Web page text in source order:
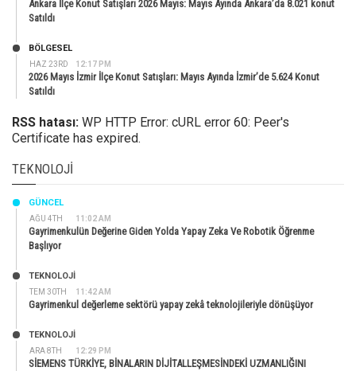
Ankara İlçe Konut Satışları 2026 Mayıs: Mayıs Ayında Ankara’da 8.021 konut
Satıldı
HAZ 23RD 12:17 PM
BÖLGESEL
2026 Mayıs İzmir İlçe Konut Satışları: Mayıs Ayında İzmir’de 5.624 Konut
Satıldı
RSS hatası: WP HTTP Error: cURL error 60: Peer's
Certificate has expired.
TEKNOLOJI
AĞU 4TH 11:02 AM
GÜNCEL
Gayrimenkulün Değerine Giden Yolda Yapay Zeka Ve Robotik Öğrenme
Başlıyor
TEM 30TH 11:42 AM
TEKNOLOJİ
Gayrimenkul değerleme sektörü yapay zekâ teknolojileriyle dönüşüyor
ARA 8TH 12:29 PM
TEKNOLOJİ
SİEMENS TÜRKİYE, BİNALARIN DİJİTALLEŞMESİNDEKİ UZMANLIĞINI